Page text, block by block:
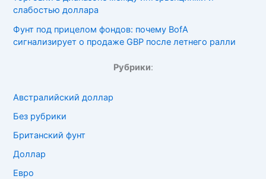
слабостью доллара
Фунт под прицелом фондов: почему BofA
сигнализирует о продаже GBP после летнего ралли
Рубрики:
Австралийский доллар
Без рубрики
Британский фунт
Доллар
Евро